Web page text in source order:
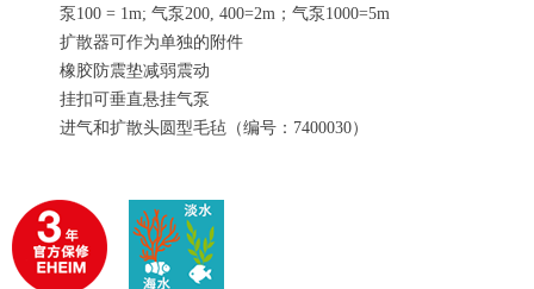
泵100 = 1m; 气泵200, 400=2m；气泵1000=5m
扩散器可作为单独的附件
橡胶防震垫减弱震动
挂扣可垂直悬挂气泵
进气和扩散头圆型毛毡（编号：7400030）